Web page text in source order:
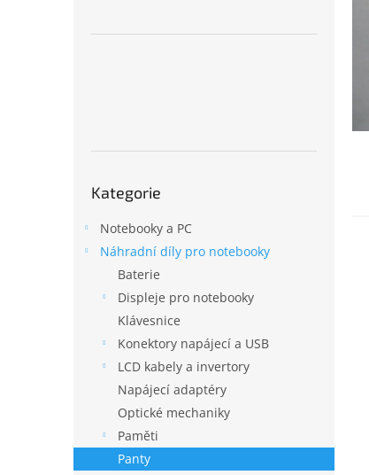
kategorie
Kategorie
Notebooky a PC
Náhradní díly pro notebooky
Baterie
Displeje pro notebooky
Klávesnice
Konektory napájecí a USB
LCD kabely a invertory
Napájecí adaptéry
Optické mechaniky
Paměti
Panty